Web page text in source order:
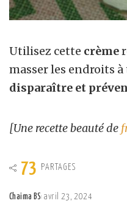
Utilisez cette crème
masser les endroits
disparaître et
[Une recette beauté de
73 PARTAGES
Chaima BS avril 23, 2024